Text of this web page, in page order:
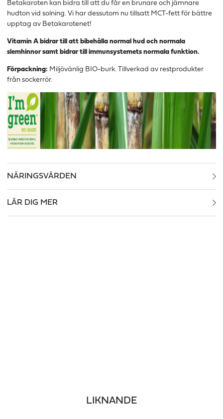
Betakaroten kan bidra till att du får en brunare och jämnare
hudton vid solning. Vi har dessutom nu tillsatt MCT-fett för bättre
upptag av Betakarotenet!
Vitamin A bidrar till att bibehålla normal hud och normala
slemhinnor samt bidrar till immunsystemets normala funktion.
Förpackning: Miljövänlig BIO-burk. Tillverkad av restprodukter
från sockerrör.
NÄRINGSVÄRDEN
LÄR DIG MER
LIKNANDE